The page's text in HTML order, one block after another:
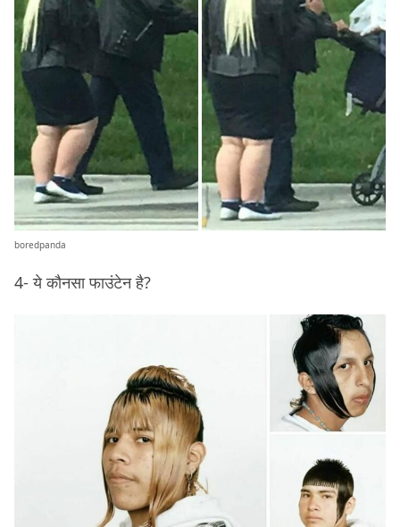
boredpanda
4- ये कौनसा फाउंटेन है?